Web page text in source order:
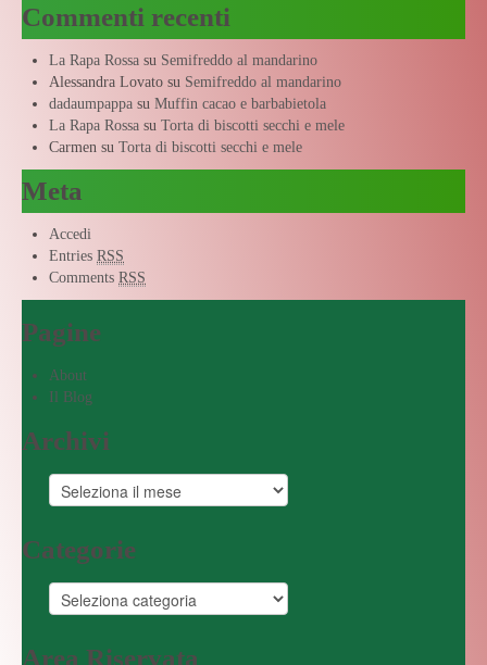
Commenti recenti
La Rapa Rossa su Semifreddo al mandarino
Alessandra Lovato su Semifreddo al mandarino
dadaumpappa su Muffin cacao e barbabietola
La Rapa Rossa su Torta di biscotti secchi e mele
Carmen su Torta di biscotti secchi e mele
Meta
Accedi
Entries RSS
Comments RSS
Pagine
About
Il Blog
Archivi
Categorie
Area Riservata